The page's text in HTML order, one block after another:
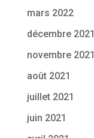
mars 2022
décembre 2021
novembre 2021
août 2021
juillet 2021
juin 2021